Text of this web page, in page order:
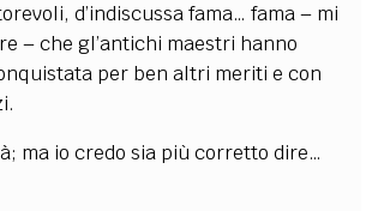
d’indiscussa fama… fama – mi
– che gl’antichi maestri hanno
per ben altri meriti e con
ma io credo sia più corretto dire…